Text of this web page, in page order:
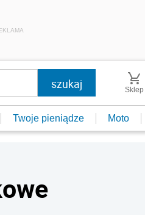
Sklep
Twoje pieniądze Moto